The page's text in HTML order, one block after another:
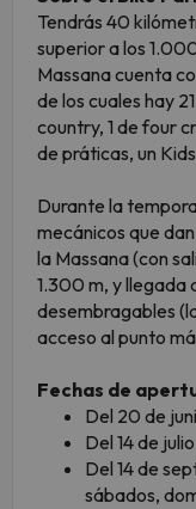
Tendrás 40
superior a los
Massana cuenta
de los cuales hay
country, 1 de four
de práticas, un
Durante la
mecánicos que
la Massana (con
1.300 m, y llegada
desembragables
acceso al punto
Fechas de
Del 20 de
Del 14 de
Del 14 de
sábados,